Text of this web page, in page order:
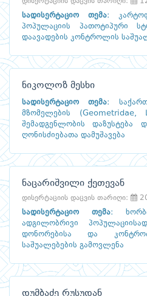
სადისერტაციო თემა:
პოპულაციის პათოტიპური
დაავადების კონტროლის
ნიკოლოზ მესხი
სადისერტაციო თემა:
მზომელების (Geometridae,
შემადგენლობის დაზუსტება
ღონისძიებათა დამუშავება
ნაცარიშვილი ქეთევან
დისერტაციის დაცვის თარიღი:
სადისერტაციო თემა:
ადგილობრივი
დონორებისა და
საშუალებების გამოვლენა
დუმბაძე რუსუდან